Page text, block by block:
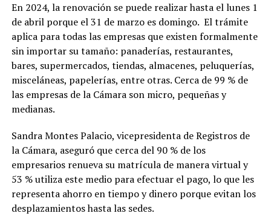
En 2024, la renovación se puede realizar hasta el lunes 1
de abril porque el 31 de marzo es domingo. El trámite
aplica para todas las empresas que existen formalmente
sin importar su tamaño: panaderías, restaurantes,
bares, supermercados, tiendas, almacenes, peluquerías,
misceláneas, papelerías, entre otras. Cerca de 99 % de
las empresas de la Cámara son micro, pequeñas y
medianas.
Sandra Montes Palacio, vicepresidenta de Registros de
la Cámara, aseguró que cerca del 90 % de los
empresarios renueva su matrícula de manera virtual y
53 % utiliza este medio para efectuar el pago, lo que les
representa ahorro en tiempo y dinero porque evitan los
desplazamientos hasta las sedes.